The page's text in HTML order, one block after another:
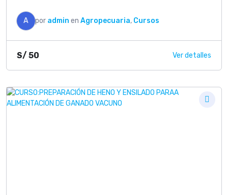
A por admin en Agropecuaria, Cursos
S/ 50 Ver detalles